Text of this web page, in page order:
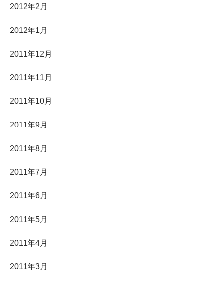
2012年2月
2012年1月
2011年12月
2011年11月
2011年10月
2011年9月
2011年8月
2011年7月
2011年6月
2011年5月
2011年4月
2011年3月